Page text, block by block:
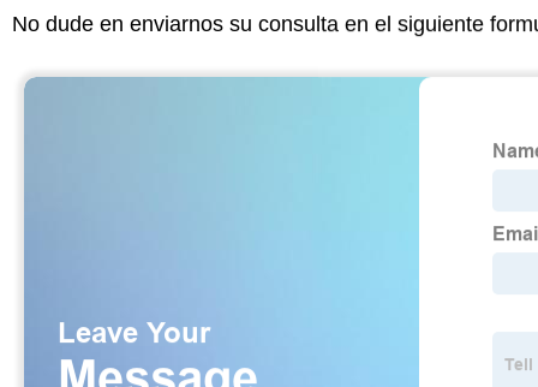
No dude en enviarnos su consulta en el siguiente